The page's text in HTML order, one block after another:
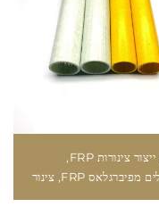
מכונת ייצור צינורות FRP,
פרופילים מפיברגלאס FRP, צינור